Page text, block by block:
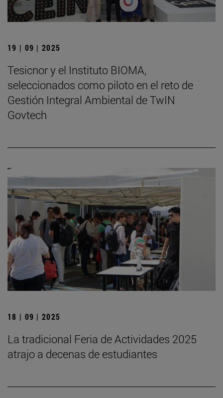
19 | 09 | 2025
Tesicnor y el Instituto BIOMA,
seleccionados como piloto en el reto de
Gestión Integral Ambiental de TwIN
Govtech
18 | 09 | 2025
La tradicional Feria de Actividades 2025
atrajo a decenas de estudiantes